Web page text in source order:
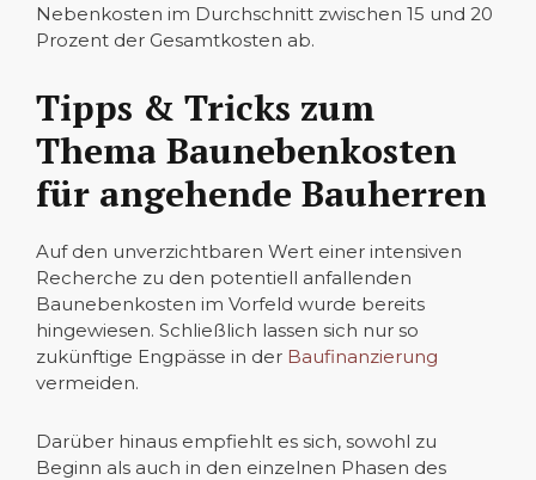
Nebenkosten im Durchschnitt zwischen 15 und 20
Prozent der Gesamtkosten ab.
Tipps & Tricks zum
Thema Baunebenkosten
für angehende Bauherren
Auf den unverzichtbaren Wert einer intensiven
Recherche zu den potentiell anfallenden
Baunebenkosten im Vorfeld wurde bereits
hingewiesen. Schließlich lassen sich nur so
zukünftige Engpässe in der Baufinanzierung
vermeiden.
Darüber hinaus empfiehlt es sich, sowohl zu
Beginn als auch in den einzelnen Phasen des